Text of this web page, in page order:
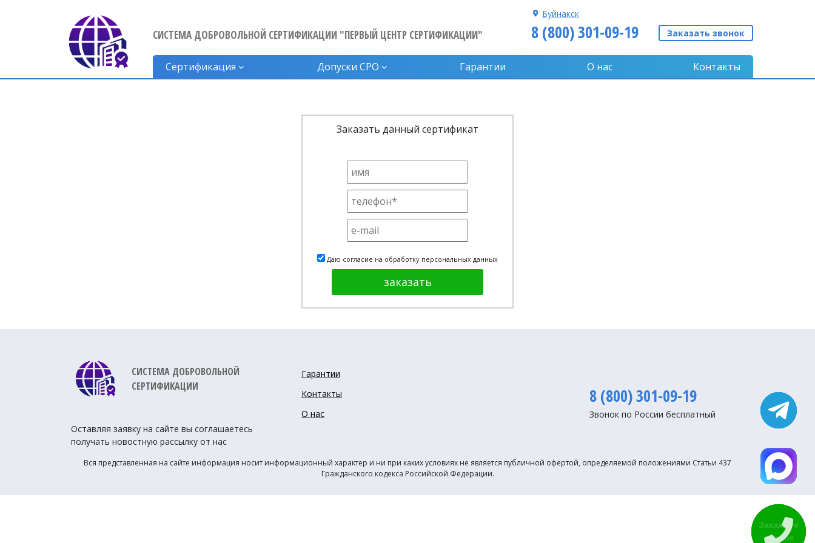
СИСТЕМА ДОБРОВОЛЬНОЙ СЕРТИФИКАЦИИ "ПЕРВЫЙ ЦЕНТР СЕРТИФИКАЦИИ"
Буйнакск
8 (800) 301-09-19 Заказать звонок
Сертификация Допуски CPO Гарантии О нас Контакты
Заказать данный сертификат
Даю согласие на обработку персональных данных
СИСТЕМА ДОБРОВОЛЬНОЙ
СЕРТИФИКАЦИИ
Оставляя заявку на сайте вы соглашаетесь
получать новостную рассылку от нас
Гарантии
Контакты
О нас
8 (800) 301-09-19
Звонок по России бесплатный
Вся представленная на сайте информация носит информационный характер и ни при каких условиях не является публичной офертой, определяемой положениями Статьи 437
Гражданского кодекса Российской Федерации.